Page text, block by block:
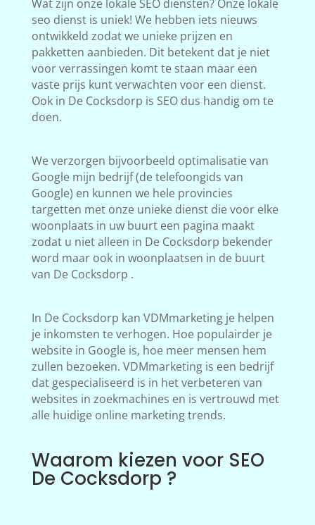
Wat zijn onze lokale SEO diensten? Onze lokale
seo dienst is uniek! We hebben iets nieuws
ontwikkeld zodat we unieke prijzen en
pakketten aanbieden. Dit betekent dat je niet
voor verrassingen komt te staan maar een
vaste prijs kunt verwachten voor een dienst.
Ook in De Cocksdorp is SEO dus handig om te
doen.
We verzorgen bijvoorbeeld optimalisatie van
Google mijn bedrijf (de telefoongids van
Google) en kunnen we hele provincies
targetten met onze unieke dienst die voor elke
woonplaats in uw buurt een pagina maakt
zodat u niet alleen in De Cocksdorp bekender
word maar ook in woonplaatsen in de buurt
van De Cocksdorp .
In De Cocksdorp kan VDMmarketing je helpen
je inkomsten te verhogen. Hoe populairder je
website in Google is, hoe meer mensen hem
zullen bezoeken. VDMmarketing is een bedrijf
dat gespecialiseerd is in het verbeteren van
websites in zoekmachines en is vertrouwd met
alle huidige online marketing trends.
Waarom kiezen voor SEO
De Cocksdorp ?